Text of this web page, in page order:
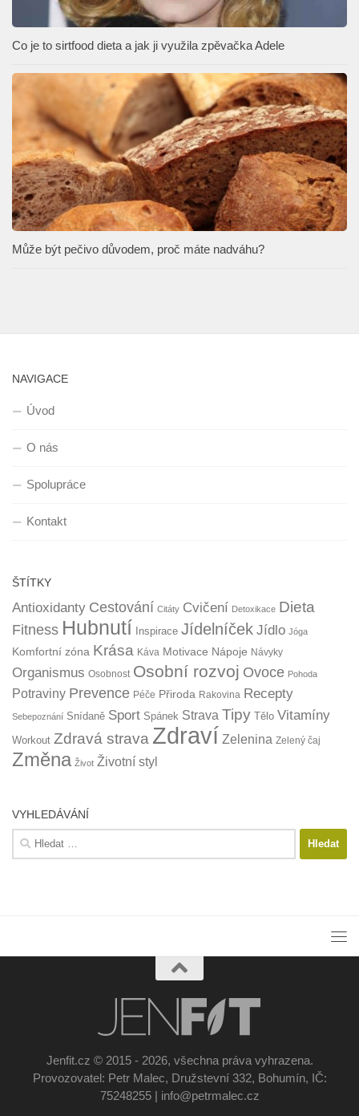
Co je to sirtfood dieta a jak ji využila zpěvačka Adele
Může být pečivo důvodem, proč máte nadváhu?
NAVIGACE
Úvod
O nás
Spolupráce
Kontakt
ŠTÍTKY
Antioxidanty Cestování Citáty Cvičení Detoxikace Dieta
Fitness Hubnutí Inspirace Jídelníček Jídlo Jóga
Komfortní zóna Krása Káva Motivace Nápoje Návyky
Organismus Osobnost Osobní rozvoj Ovoce Pohoda
Potraviny Prevence Péče Přiroda Rakovina Recepty
Sebepoznání Snídaně Sport Spánek Strava Tipy Tělo Vitamíny
Workout Zdravá strava Zdraví Zelenina Zelený čaj
Změna Život Životní styl
VYHLEDÁVÁNÍ
Vyhledávání
Jenfit.cz © 2015 - 2026, všechna práva vyhrazena.
Provozovatel: Petr Malec, Družstevní 332, Bohumín, IČ:
75248255 | info@petrmalec.cz